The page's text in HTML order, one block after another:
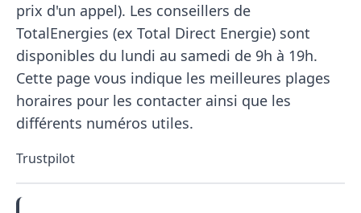
prix d'un appel). Les conseillers de
TotalEnergies (ex Total Direct Energie) sont
disponibles du lundi au samedi de 9h à 19h.
Cette page vous indique les meilleures plages
horaires pour les contacter ainsi que les
différents numéros utiles.
Trustpilot